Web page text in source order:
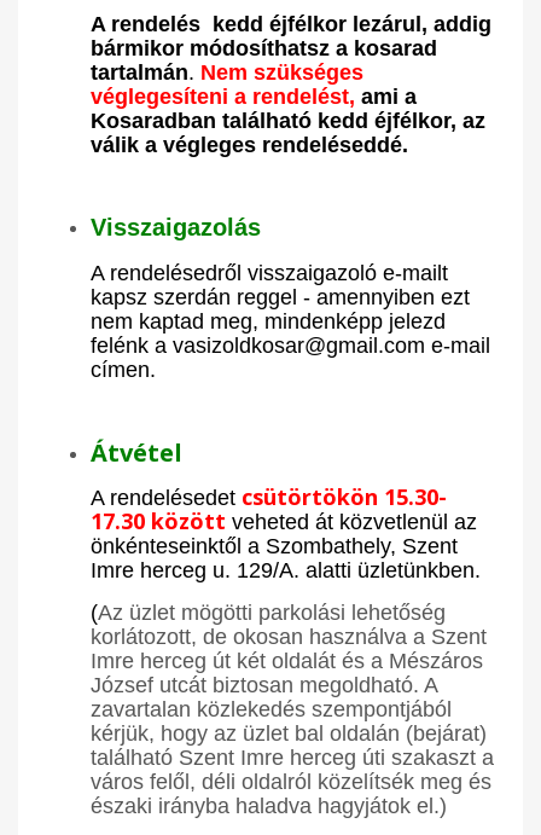
A rendelés kedd éjfélkor lezárul, addig
bármikor módosíthatsz a kosarad
tartalmán. Nem szükséges
véglegesíteni a rendelést, ami a
Kosaradban található kedd éjfélkor, az
válik a végleges rendeléseddé.
Visszaigazolás
A rendelésedről visszaigazoló e-mailt
kapsz szerdán reggel - amennyiben ezt
nem kaptad meg, mindenképp jelezd
felénk a vasizoldkosar@gmail.com e-mail
címen.
Átvétel
A rendelésedet csütörtökön 15.30-
17.30 között veheted át közvetlenül az
önkénteseinktől a Szombathely, Szent
Imre herceg u. 129/A. alatti üzletünkben.
(Az üzlet mögötti parkolási lehetőség
korlátozott, de okosan használva a Szent
Imre herceg út két oldalát és a Mészáros
József utcát biztosan megoldható. A
zavartalan közlekedés szempontjából
kérjük, hogy az üzlet bal oldalán (bejárat)
található Szent Imre herceg úti szakaszt a
város felől, déli oldalról közelítsék meg és
északi irányba haladva hagyjátok el.)